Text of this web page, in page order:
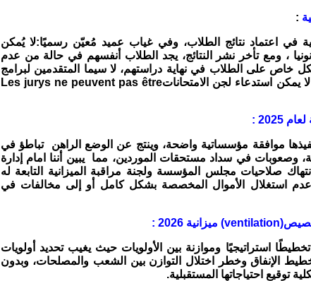
:
في اعتماد نتائج الطلاب، وفي غياب عميد مُعيّن رسميًا:لا يُمكن
، ومع تأخر نشر النتائج، يجد الطلاب أنفسهم في حالة من عدم
بشكل خاص على الطلاب في نهاية دراستهم، لا سيما المتقدمين لبرامج
لا يمكن استدعاء لجن الامتحاناتLes jurys ne peuvent pas être
2025 :
موافقة مؤسساتية واضحة، وينتج عن الوضع الراهن تباطؤ في
وصعوبات في سداد مستحقات الموردين، ممايبين أننا امام إدارة
صلاحيات مجلس المؤسسة ولجنة مراقبة الميزانية التابعة له
استغلال الأموال المخصصة بشكل كامل أو إلى مخالفات في
(ventilation) ميزانية 2026 :
يتطلب إعداد ميزانية 2026 تخطيطًا استراتيجيًا وموازنة بين الأولويات حيث يغيب تحديد أولويات
الإنفاق وخطر اختلال التوازن بين الشعب والمصلحات، وبدون
توقيع احتياجاتها المستقبلية.